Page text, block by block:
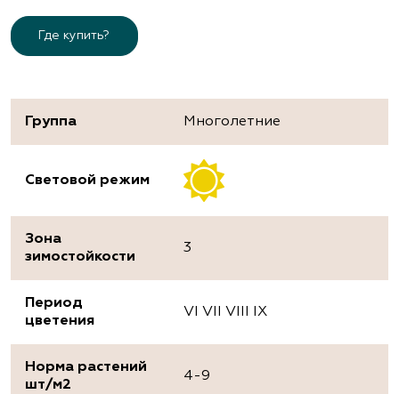
Где купить?
Группа Многолетние
Световой режим
Зона
зимостойкости
3
Период
цветения
VI VII VIII IX
Норма растений
шт/м2
4-9